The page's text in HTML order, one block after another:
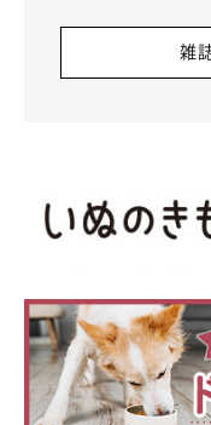
反応が薄くなった
「反応が薄くなり、
「成犬までは大型
いろと衰えているた
ました」
「子犬のころはなん
てきたように思う」
雑